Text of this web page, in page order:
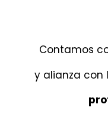
Contamos
y alianza con